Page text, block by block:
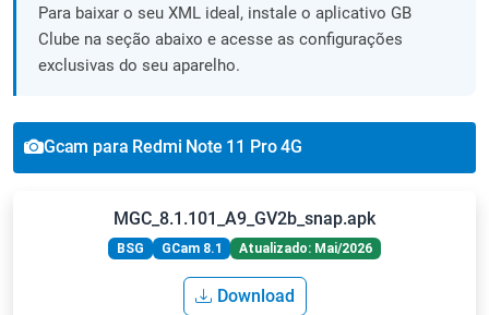
Para baixar o seu XML ideal, instale o aplicativo GB
Clube na seção abaixo e acesse as configurações
exclusivas do seu aparelho.
Gcam para Redmi Note 11 Pro 4G
MGC_8.1.101_A9_GV2b_snap.apk
BSG GCam 8.1 Atualizado: Mai/2026
Download